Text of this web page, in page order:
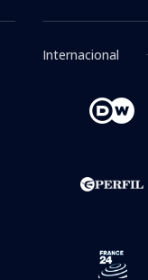
Internacional